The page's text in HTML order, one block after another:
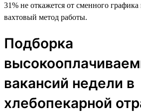
31% не откажется от сменного графика
вахтовый метод работы.
Подборка
вакансий недели в
хлебопекарной